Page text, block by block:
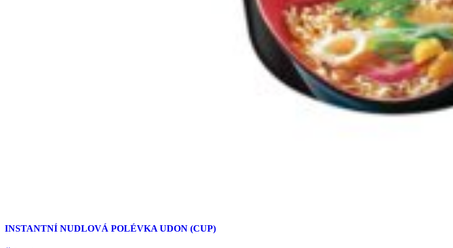
INSTANTNÍ NUDLOVÁ POLÉVKA UDON (CUP)